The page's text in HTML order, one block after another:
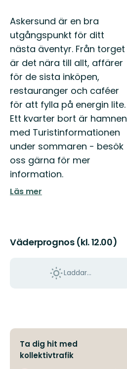
Beskrivning
Askersund är en bra
utgångspunkt för ditt
nästa äventyr. Från torget
är det nära till allt, affärer
för de sista inköpen,
restauranger och caféer
för att fylla på energin lite.
Ett kvarter bort är hamnen
med Turistinformationen
under sommaren - besök
oss gärna för mer
information.
Läs mer
Väderprognos (kl. 12.00)
Laddar...
Ta dig hit med
kollektivtrafik